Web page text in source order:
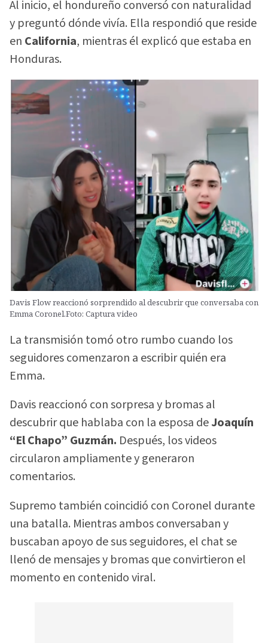
Al inicio, el hondureño conversó con naturalidad
y preguntó dónde vivía. Ella respondió que reside
en California, mientras él explicó que estaba en
Honduras.
Davis Flow reaccionó sorprendido al descubrir que conversaba con
Emma Coronel.Foto: Captura video
La transmisión tomó otro rumbo cuando los
seguidores comenzaron a escribir quién era
Emma.
Davis reaccionó con sorpresa y bromas al
descubrir que hablaba con la esposa deJoaquín
“El Chapo” Guzmán. Después, los videos
circularon ampliamente y generaron
comentarios.
Supremo también coincidió con Coronel durante
una batalla. Mientras ambos conversaban y
buscaban apoyo de sus seguidores, el chat se
llenó de mensajes y bromas que convirtieron el
momento en contenido viral.